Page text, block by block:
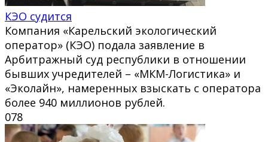
КЭО судится
Компания «Карельский экологический
оператор» (КЭО) подала заявление в
Арбитражный суд республики в отношении
бывших учредителей – «МКМ-Логистика» и
«Эколайн», намеренных взыскать с оператора
более 940 миллионов рублей.
078